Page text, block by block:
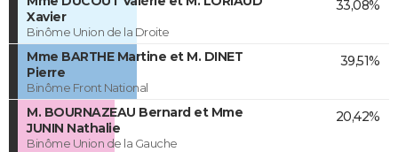
Xavier
Binôme Union de la Droite
33,08%
Mme BARTHE Martine et M. DINET
Pierre
Binôme Front National
39,51%
M. BOURNAZEAU Bernard et Mme
JUNIN Nathalie
Binôme Union de la Gauche
20,42%